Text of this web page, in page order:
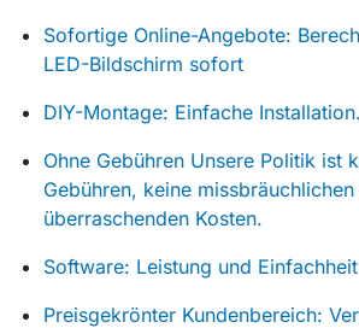
Sofortige Online-Angebote:
LED-Bildschirm sofort
DIY-Montage: Einfache Installation.
Ohne Gebühren Unsere Politik ist
Gebühren, keine
überraschenden Kosten.
Software: Leistung und
Preisgekrönter Kundenbereich: